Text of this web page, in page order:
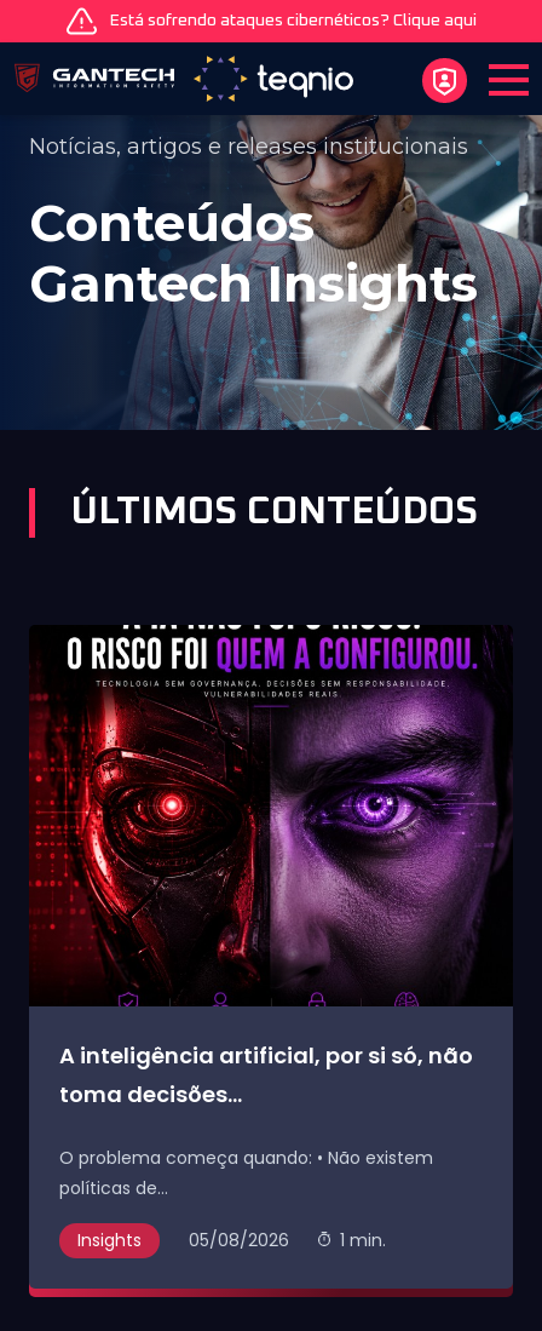
Está sofrendo ataques cibernéticos? Clique aqui
Notícias, artigos e releases institucionais
Conteúdos
GantechInsights
ÚLTIMOS CONTEÚDOS
A inteligência artificial, por si só, não
toma decisões...
O problema começa quando: • Não existem
políticas de...
Insights 05/08/2026 1 min.